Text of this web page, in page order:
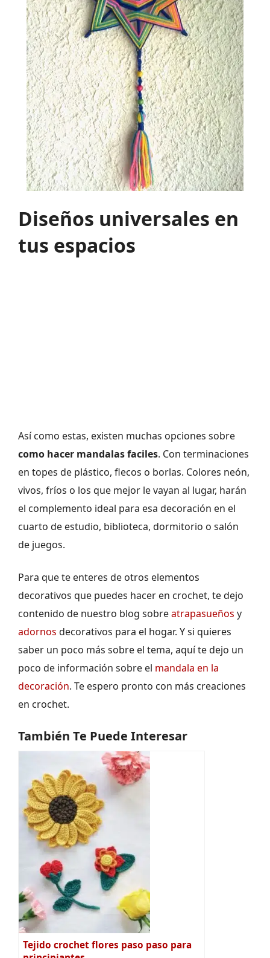
Diseños universales en
tus espacios
Así como estas, existen muchas opciones sobre
como hacer mandalas faciles. Con terminaciones
en topes de plástico, flecos o borlas. Colores neón,
vivos, fríos o los que mejor le vayan al lugar, harán
el complemento ideal para esa decoración en el
cuarto de estudio, biblioteca, dormitorio o salón
de juegos.
Para que te enteres de otros elementos
decorativos que puedes hacer en crochet, te dejo
contenido de nuestro blog sobreatrapasueños y
adornos decorativos para el hogar. Y si quieres
saber un poco más sobre el tema, aquí te dejo un
poco de información sobre el mandala en la
decoración. Te espero pronto con más creaciones
en crochet.
También Te Puede Interesar
Tejido crochet flores paso paso para